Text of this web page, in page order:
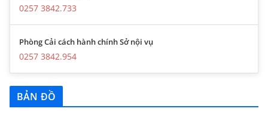
0257 3842.733
Phòng Cải cách hành chính Sở nội vụ
0257 3842.954
BẢN ĐỒ